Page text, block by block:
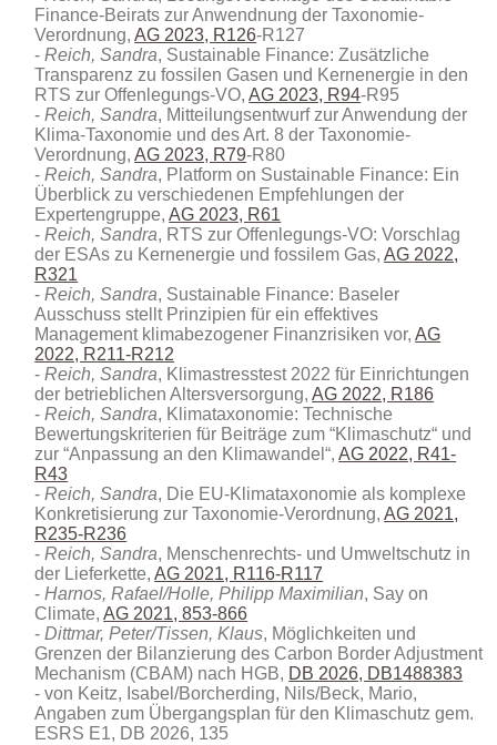
Finance-Beirats zur Anwendnung der Taxonomie-
Verordnung,AG 2023, R126-R127
Reich, Sandra, Sustainable Finance: Zusätzliche
Transparenz zu fossilen Gasen und Kernenergie in den
RTS zur Offenlegungs-VO,AG 2023, R94-R95
Reich, Sandra, Mitteilungsentwurf zur Anwendung der
Klima-Taxonomie und des Art. 8 der Taxonomie-
Verordnung,AG 2023, R79-R80
Reich, Sandra, Platform on Sustainable Finance: Ein
Überblick zu verschiedenen Empfehlungen der
Expertengruppe,AG 2023, R61
Reich, Sandra, RTS zur Offenlegungs-VO: Vorschlag
der ESAs zu Kernenergie und fossilem Gas,AG 2022,
R321
Reich, Sandra, Sustainable Finance: Baseler
Ausschuss stellt Prinzipien für ein effektives
Management klimabezogener Finanzrisiken vor,AG
2022, R211-R212
Reich, Sandra, Klimastresstest 2022 für Einrichtungen
der betrieblichen Altersversorgung,AG 2022, R186
Reich, Sandra, Klimataxonomie: Technische
Bewertungskriterien für Beiträge zum “Klimaschutz“ und
zur “Anpassung an den Klimawandel“,AG 2022, R41-
R43
Reich, Sandra, Die EU-Klimataxonomie als komplexe
Konkretisierung zur Taxonomie-Verordnung,AG 2021,
R235-R236
Reich, Sandra, Menschenrechts- und Umweltschutz in
der Lieferkette,AG 2021, R116-R117
Harnos, Rafael/Holle, Philipp Maximilian, Say on
Climate,AG 2021, 853-866
Dittmar, Peter/Tissen, Klaus, Möglichkeiten und
Grenzen der Bilanzierung des Carbon Border Adjustment
Mechanism (CBAM) nach HGB, DB 2026, DB1488383
von Keitz, Isabel/Borcherding, Nils/Beck, Mario,
Angaben zum Übergangsplan für den Klimaschutz gem.
ESRS E1, DB 2026, 135